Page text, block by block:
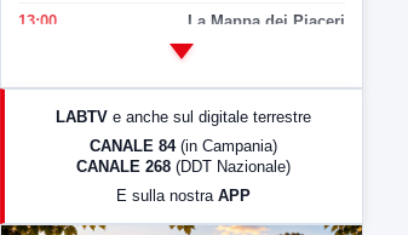
13:00 La Mappa dei Piaceri
LabNews (Diretta)
LABTV e anche sul digitale terrestre
CANALE 84 (in Campania)
CANALE 268 (DDT Nazionale)
E sulla nostra APP